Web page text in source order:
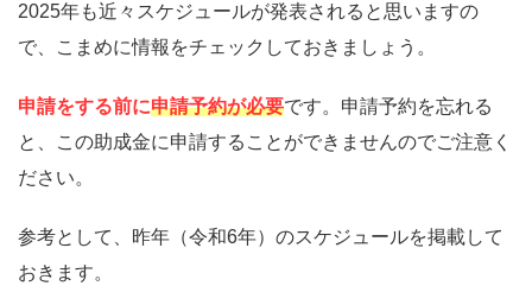
2025年も近々スケジュールが発表されると思いますの
で、こまめに情報をチェックしておきましょう。
申請をする前に申請予約が必要です。申請予約を忘れる
と、この助成金に申請することができませんのでご注意く
ださい。
参考として、昨年（令和6年）のスケジュールを掲載して
おきます。